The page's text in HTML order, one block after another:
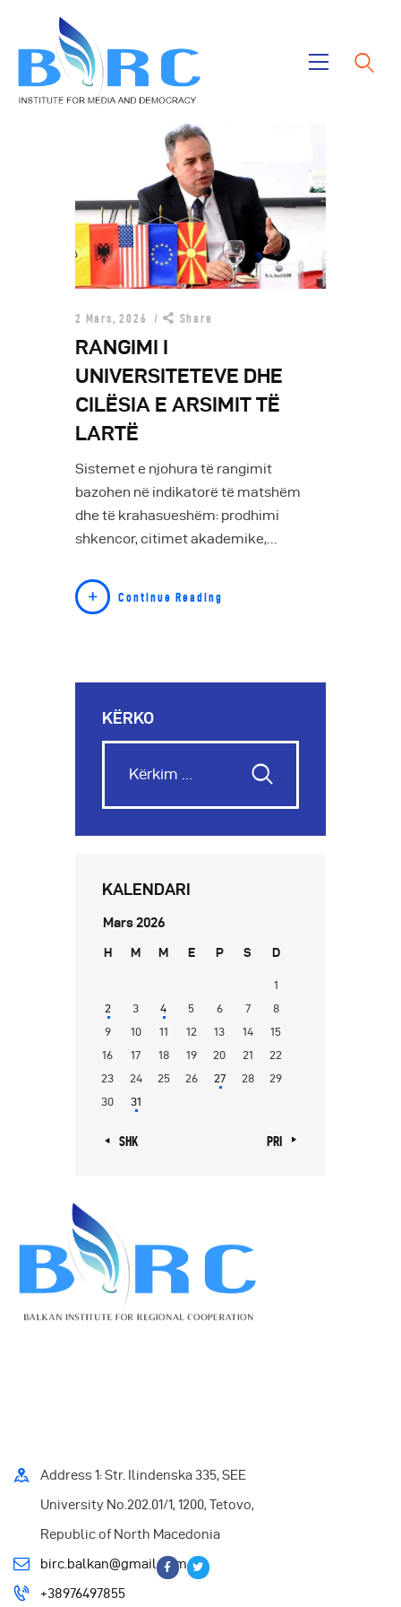
Rreth Nesh
2 Mars, 2026 Share
RANGIMI I
UNIVERSITETEVE DHE
CILËSIA E ARSIMIT TË
LARTË
Sistemet e njohura të rangimit
bazohen në indikatorë të matshëm
dhe të krahasueshëm: prodhimi
shkencor, citimet akademike,…
Continue Reading
KËRKO
KALENDARI
Mars 2026
H M M E P S D
1
2
3 4 5 6 7
8
9
10 11 12 13 14
15
16
17 18 19 20 21
22
23
24 25 26 27 28
29
30
31
« SHK PRI »
Address 1: Str. Ilindenska 335, SEE
University No.202.01/1, 1200, Tetovo,
Republic of North Macedonia
birc.balkan@gmail.com
+38976497855